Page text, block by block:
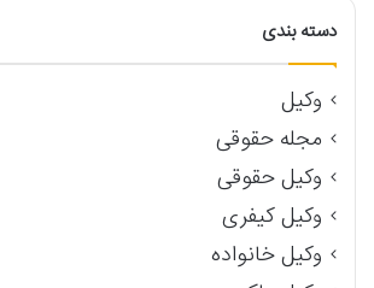
دسته بندی
وکیل
مجله حقوقی
وکیل حقوقی
وکیل کیفری
وکیل خانواده